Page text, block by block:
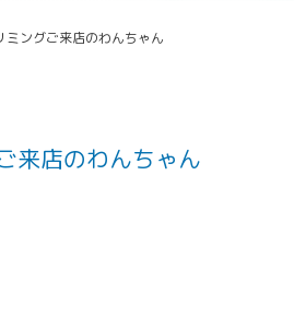
ミングご来店のわんちゃん
来店のわんちゃん